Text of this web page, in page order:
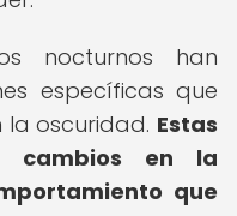
nocturnos han
específicas que
la oscuridad. Estas
cambios en la
que